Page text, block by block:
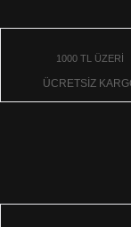
1000 TL ÜZERİ
ÜCRETSİZ